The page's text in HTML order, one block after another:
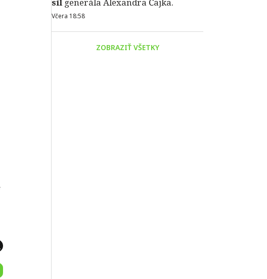
Včera 18:58
ZOBRAZIŤ VŠETKY